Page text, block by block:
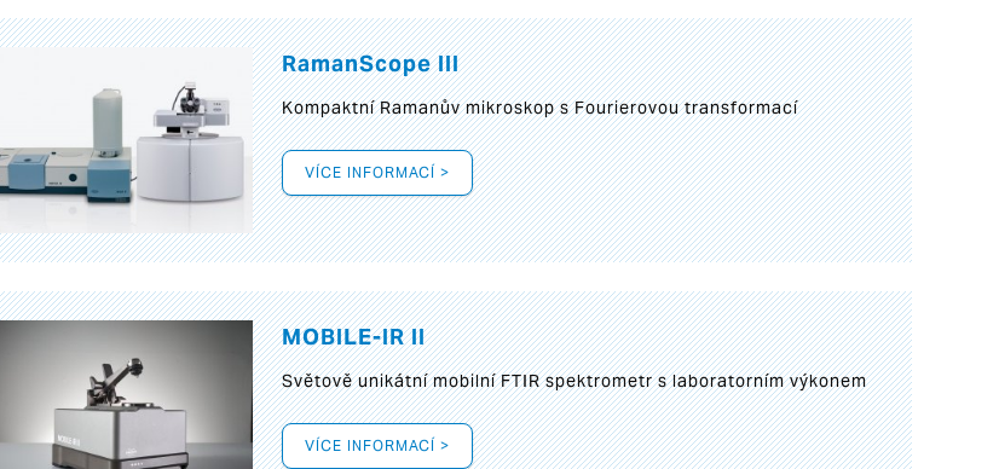
RamanScope III
Kompaktní Ramanův mikroskop s Fourierovou transformací
VÍCE INFORMACÍ >
MOBILE-IR II
Světově unikátní mobilní FTIR spektrometr s laboratorním výkonem
VÍCE INFORMACÍ >